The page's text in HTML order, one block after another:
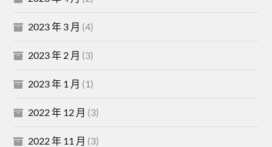
2023 年 3 月 (4)
2023 年 2 月 (3)
2023 年 1 月 (1)
2022 年 12 月 (3)
2022 年 11 月 (3)